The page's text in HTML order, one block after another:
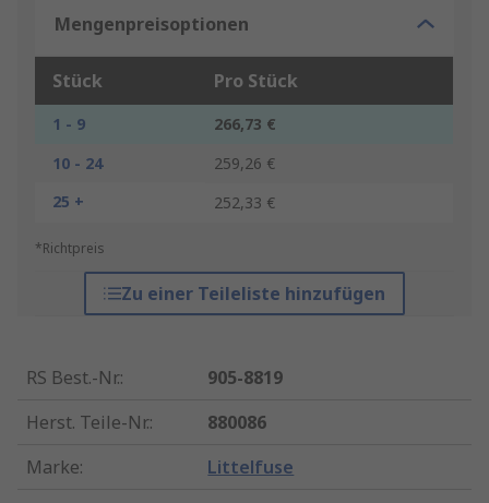
Mengenpreisoptionen
Stück Pro Stück
1 - 9
266,73 €
10 - 24
259,26 €
25 +
252,33 €
*Richtpreis
Zu einer Teileliste hinzufügen
RS Best.-Nr.:
905-8819
Herst. Teile-Nr.:
880086
Marke: Littelfuse